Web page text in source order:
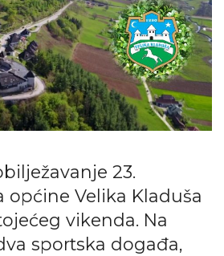
23.
općine Velika Kladuša
vikenda. Na
sportska događa,